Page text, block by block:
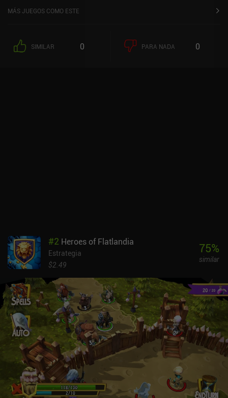
MÁS JUEGOS COMO ESTE
SIMILAR 0 PARA NADA 0
#2 Heroes of Flatlandia
Estrategia
$2.49
75%
similar